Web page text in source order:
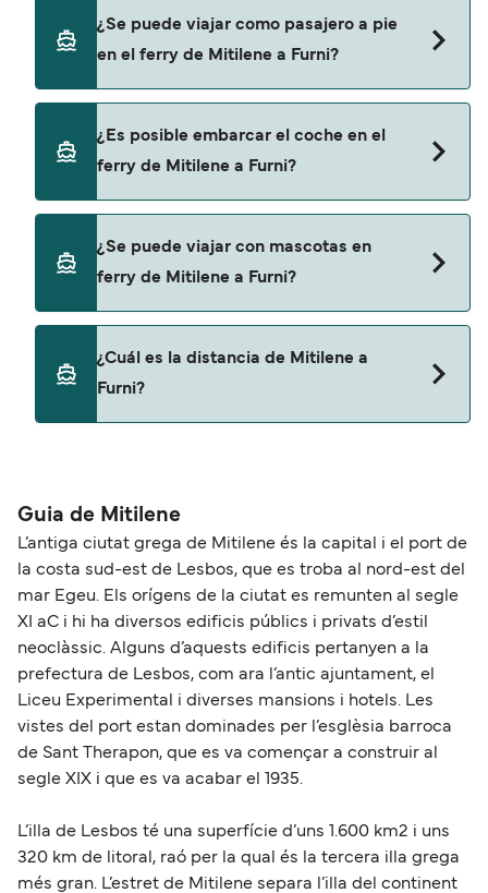
través de nuestro buscador de ferry online.
Además, también puedes consultar nuestra
página de ofertas para descrubrir las últimas
navieras.
¿Se puede viajar como pasajero a pie
en el ferry de Mitilene a Furni?
Mitilene a Furni con:
¿Es posible embarcar el coche en el
ferry de Mitilene a Furni?
Furni con
¿Se puede viajar con mascotas en
ferry de Mitilene a Furni?
ferry. Puede que necesites el pasaporte de tus
puedes viajar con mascotas con:
¿Cuál es la distancia de Mitilene a
Furni?
Guia de Mitilene
L’antiga ciutat grega de Mitilene és la capital i el port de
la costa sud-est de Lesbos, que es troba al nord-est del
mar Egeu. Els orígens de la ciutat es remunten al segle
XI aC i hi ha diversos edificis públics i privats d’estil
neoclàssic. Alguns d’aquests edificis pertanyen a la
prefectura de Lesbos, com ara l’antic ajuntament, el
Liceu Experimental i diverses mansions i hotels. Les
vistes del port estan dominades per l’esglèsia barroca
de Sant Therapon, que es va començar a construir al
segle XIX i que es va acabar el 1935.
L’illa de Lesbos té una superfície d’uns 1.600 km2 i uns
320 km de litoral, raó per la qual és la tercera illa grega
més gran. L’estret de Mitilene separa l’illa del continent